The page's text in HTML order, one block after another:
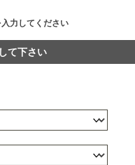
力してください
て下さい